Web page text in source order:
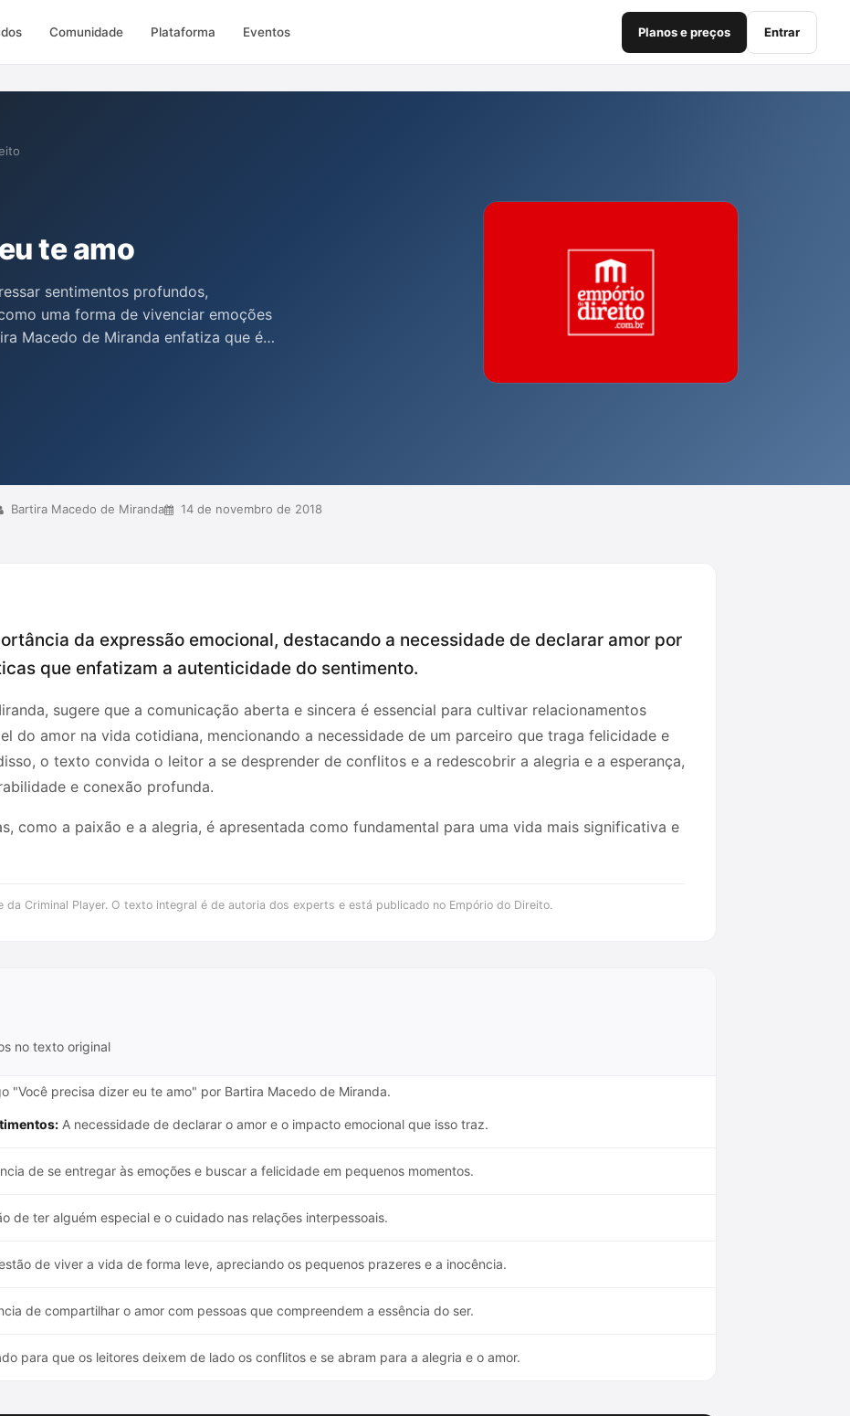
Comunidade Plataforma Eventos Planos e preços Entrar
te amo
sentimentos profundos,
uma forma de vivenciar emoções
Macedo de Miranda enfatiza que é
que compreenda sua essência. A
e inseguranças, celebrando o
Bartira Macedo de Miranda 14 de novembro de 2018
da expressão emocional, destacando a necessidade de declarar amor por
que enfatizam a autenticidade do sentimento.
sugere que a comunicação aberta e sincera é essencial para cultivar relacionamentos
do amor na vida cotidiana, mencionando a necessidade de um parceiro que traga felicidade e
o texto convida o leitor a se desprender de conflitos e a redescobrir a alegria e a esperança,
e conexão profunda.
como a paixão e a alegria, é apresentada como fundamental para uma vida mais significativa e
da Criminal Player. O texto integral é de autoria dos experts e está publicado no Empório do Direito.
no texto original
"Você precisa dizer eu te amo" por Bartira Macedo de Miranda.
A necessidade de declarar o amor e o impacto emocional que isso traz.
de se entregar às emoções e buscar a felicidade em pequenos momentos.
de ter alguém especial e o cuidado nas relações interpessoais.
de viver a vida de forma leve, apreciando os pequenos prazeres e a inocência.
de compartilhar o amor com pessoas que compreendem a essência do ser.
para que os leitores deixem de lado os conflitos e se abram para a alegria e o amor.